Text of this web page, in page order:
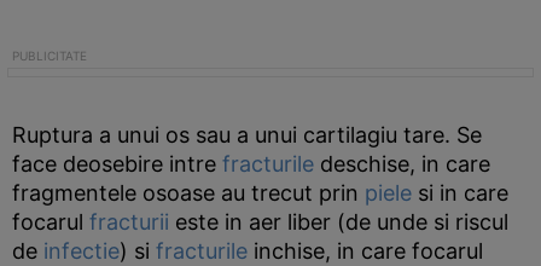
Ruptura a unui os sau a unui cartilagiu tare. Se
face deosebire intre fracturile deschise, in care
fragmentele osoase au trecut prin piele si in care
focarul fracturii este in aer liber (de unde si riscul
de infectie) si fracturile inchise, in care focarul